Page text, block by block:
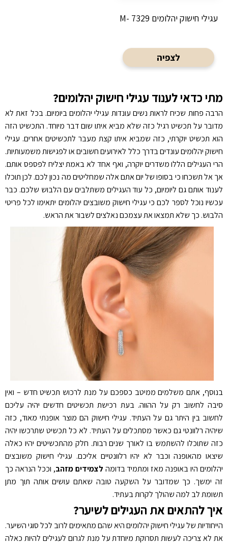
עגילי חישוק יהלומים M- 7329
לצפיה
מתי כדאי לענוד עגילי חישוק יהלומים?
הרבה פחות שכיח לראות נשים עונדות עגילי יהלומים ביומיום. בכל זאת לא
מדובר על תכשיט רגיל כזה שלא מביא איתו שום דבר מיוחד. התכשיט הזה
הוא תכשיט יוקרתי, כזה שמביא איתו קצת מעבר לתכשיטים אחרים. עגילי
חישוק יהלומים עונדים בדרך כלל לאירועים חשובים או לפגישות משמעותיות.
הרי העגילים הללו משדרים יוקרה, ואף אחד לא באמת יצליח לפספס אותם.
אך אל תשכחו כי בסופו של יום אתם אלה שמחליטים מה נכון לכם. לכן תוכלו
לענוד אותם גם ליומיום, כל עוד העגילים משתלבים עם הלבוש שלכם. כבר
עכשיו נוכל לספר לכם כי עגילי חישוק משובצים יהלומים יתאימו לכל פריטי
הלבוש. כך שלא תמצאו את עצמכם נאלצים לשבור את הראש.
בנוסף, אתם משלמים ממיטב כספכם על מנת לרכוש תכשיט חדש – ואין
סיבה לחשוב רק על ההווה. בעת רכישת תכשיטים חדשים יהיה עליכם
לחשוב בין היתר גם על העתיד. עגילי חישוק הם מוצר אופנתי מאוד, כזה
שיהיה רלוונטי גם כאשר מסתכלים על העתיד. לא כל תכשיט שתרכשו יהיה
כזה שתוכלו להשתמש בו לאורך שנים רבות. חלק מהתכשיטים יהיו כאלה
שיצאו מהאופנה וכבר לא יהיו רלוונטיים אליכם. עגילי חישוק משובצים
יהלומים היו באופנה מאז ומתמיד בדומה לצמידים מזהב, וככל הנראה כך
זה ימשך. כך שמדובר על השקעה טובה שאתם עושים אותה תוך מתן
תשומת לב למה שהולך לקרות בעתיד.
איך להתאים את העגילים לשיער?
הייחודיות של עגילי חישוק יהלומים היא שהם מתאימים לרוב לכל סוגי השיער.
את לא צריכה לעשות תסרוקת מיוחדת על מנת לגרום לעגילים להיות כאלה